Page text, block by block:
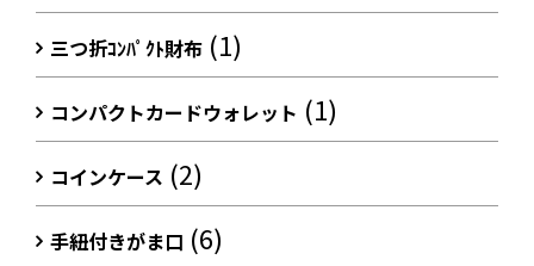
三つ折ｺﾝﾊﾟｸﾄ財布 (1)
コンパクトカードウォレット (1)
コインケース (2)
手紐付きがま口 (6)